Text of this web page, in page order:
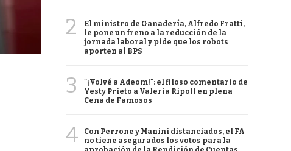
2
El ministro de Ganadería, Alfredo Fratti,
le pone un freno a la reducción de la
jornada laboral y pide que los robots
aporten al BPS
3
"¡Volvé a Adeom!": el filoso comentario de
Yesty Prieto a Valeria Ripoll en plena
Cena de Famosos
4
Con Perrone y Manini distanciados, el FA
no tiene asegurados los votos para la